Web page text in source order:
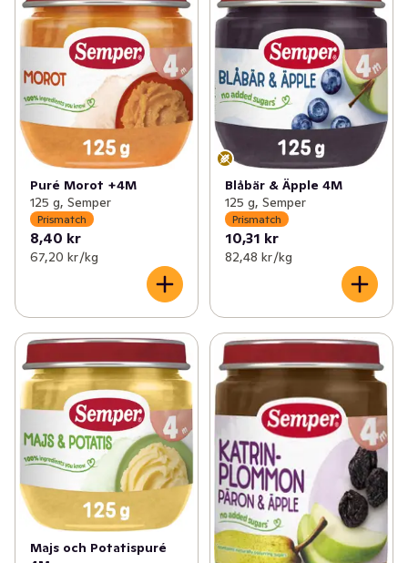
✓ Prismatch: Bröd & Bageri (29)
Prismatch: Dryck (33)
✓ Prismatch: Mejeri, Ost & Juice (107)
✓ Prismatch: Kött & Chark
✓ Prismatch: Skafferi
✓ Prismatch: Barnmat, Blöjor & Barntillbehör
✓ Prismatch: Färdigmat & Mellanmål (44)
Prismatch: Hem & Hushåll (16)
✓ Prismatch: Glass, Godis & Snacks (37)
✓ Prismatch: Hälsa & Skönhet (64)
Prismatch: Välling (16)
✓ Prismatch: Barnmat (5)
✓ Prismatch: Blöjor (13)
✓ Prismatch: Babyvård & Barntillbehör
Puré Morot +4M
125 g, Semper
Prismatch
8,40 kr
67,20 kr /kg
Blåbär & Äpple 4M
125 g, Semper
Prismatch
10,31 kr
82,48 kr /kg
Majs och Potatispuré